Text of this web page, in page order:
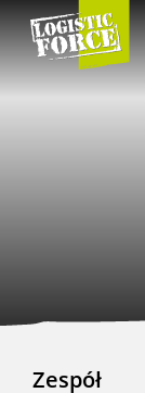
Logistic
Force
|
PL
Zespół